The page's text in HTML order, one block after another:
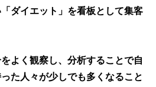
ダイエット」を看板として集客
よく観察し、分析することで自
た人々が少しでも多くなること